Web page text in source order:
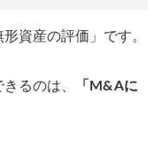
資産の評価」です。
るのは、
「M&Aに